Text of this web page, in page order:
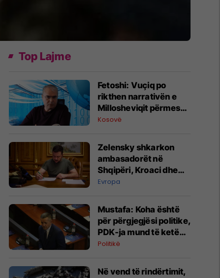
Top Lajme
Fetoshi: Vuçiq po
rikthen narrativën e
Millosheviqit përmes
projektit “Bota Serbe”
Kosovë
Zelensky shkarkon
ambasadorët në
Shqipëri, Kroaci dhe
Mal të Zi
Evropa
Mustafa: Koha është
për përgjegjësi politike,
PDK-ja mund të ketë
rol vendimtar për
Politikë
Në vend të rindërtimit,